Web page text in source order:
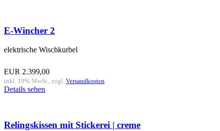
E-Wincher 2
elektrische Wischkurbel
EUR 2.399,00
inkl. 19% MwSt., zzgl. Versandkosten
Details sehen
Relingskissen mit Stickerei | creme